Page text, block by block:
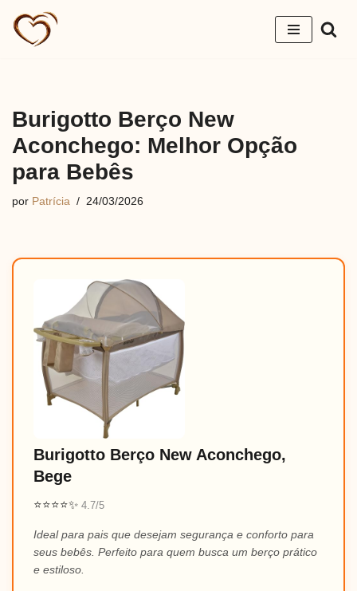
Pular
Burigotto Berço New
Aconchego: Melhor Opção
para Bebês
por Patrícia 24/03/2026
Burigotto Berço New Aconchego,
Bege
⭐⭐⭐⭐✨ 4.7/5
Ideal para pais que desejam segurança e conforto para
seus bebês. Perfeito para quem busca um berço prático
e estiloso.